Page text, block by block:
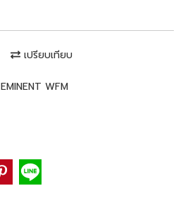
เปรียบเทียบ
EMINENT WFM